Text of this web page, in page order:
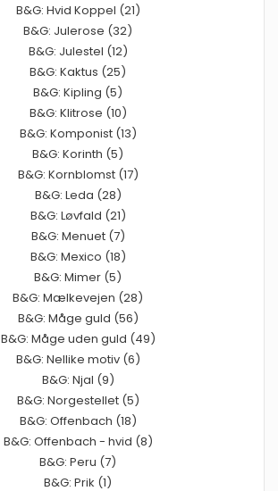
B&G: Hvid Koppel (21)
B&G: Julerose (32)
B&G: Julestel (12)
B&G: Kaktus (25)
B&G: Kipling (5)
B&G: Klitrose (10)
B&G: Komponist (13)
B&G: Korinth (5)
B&G: Kornblomst (17)
B&G: Leda (28)
B&G: Løvfald (21)
B&G: Menuet (7)
B&G: Mexico (18)
B&G: Mimer (5)
B&G: Mælkevejen (28)
B&G: Måge guld (56)
B&G: Måge uden guld (49)
B&G: Nellike motiv (6)
B&G: Njal (9)
B&G: Norgestellet (5)
B&G: Offenbach (18)
B&G: Offenbach - hvid (8)
B&G: Peru (7)
B&G: Prik (1)